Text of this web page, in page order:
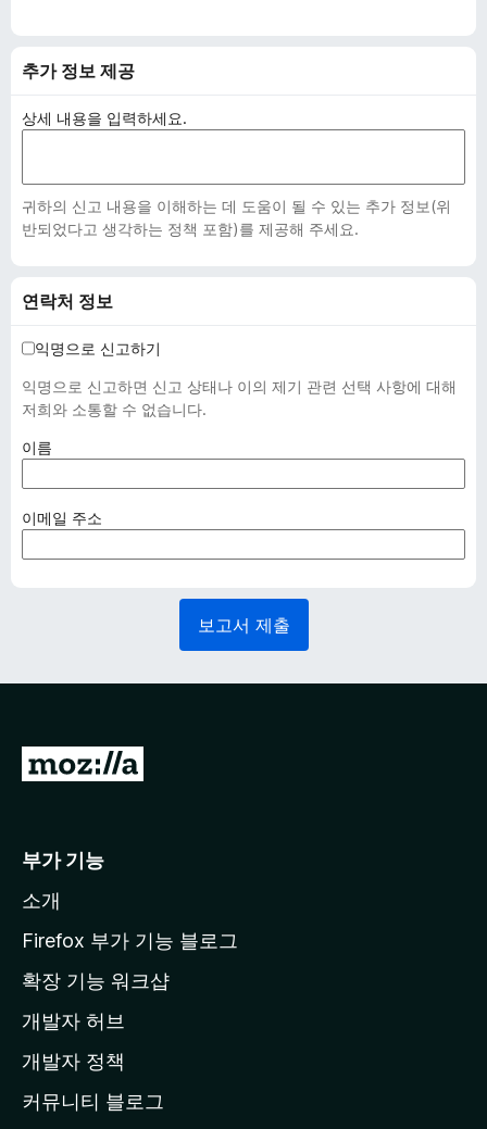
추가 정보 제공
상세 내용을 입력하세요.
귀하의 신고 내용을 이해하는 데 도움이 될 수 있는 추가 정보(위
반되었다고 생각하는 정책 포함)를 제공해 주세요.
연락처 정보
익명으로 신고하기
익명으로 신고하면 신고 상태나 이의 제기 관련 선택 사항에 대해
저희와 소통할 수 없습니다.
이름
수
사
)
이메일 주소
수
보고서 제출
M
l
a
페
이
지
이
부가 기능
소개
Firefox 부가 기능 블로그
확장 기능 워크샵
개발자 허브
개발자 정책
커뮤니티 블로그